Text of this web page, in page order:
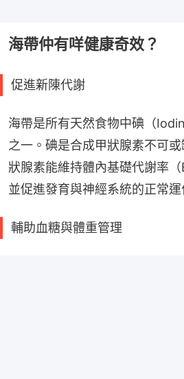
海帶仲有咩健康奇效？
促進新陳代謝
海帶是所有天然食物中碘（
之一。碘是合成甲狀腺素不可
狀腺素能維持體內基礎代謝率（
並促進發育與神經系統的正常運
輔助血糖與體重管理